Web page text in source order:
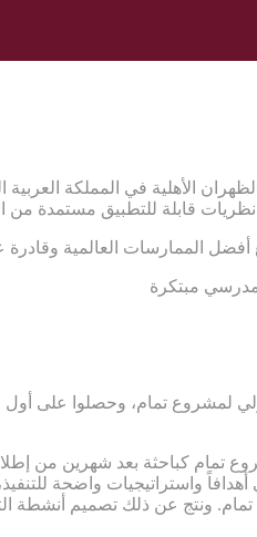
الأهلية في المملكة
قابلة للتطبيق مستمدة من
الممارسات العالمية
مدرسي مبتكرة
الأولي لمشروع تمام، وحصلوا
تمام كباحثة بعد شهرين من
واستراتيجيات واضحة
ونتج عن ذلك تصميم أنشطة